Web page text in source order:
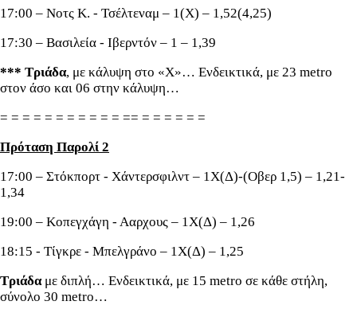
17:00 – Νοτς Κ. - Τσέλτεναμ – 1(Χ) – 1,52(4,25)
17:30 – Βασιλεία - Ιβερντόν – 1 – 1,39
*** Τριάδα, με κάλυψη στο «Χ»… Ενδεικτικά, με 23 metro
στον άσο και 06 στην κάλυψη…
= = = = = = = = = = = == = = = = = =
Πρόταση Παρολί 2
17:00 – Στόκπορτ - Χάντερσφιλντ – 1Χ(Δ)-(Οβερ 1,5) – 1,21-
1,34
19:00 – Κοπεγχάγη - Ααρχους – 1Χ(Δ) – 1,26
18:15 - Τίγκρε - Μπελγράνο – 1Χ(Δ) – 1,25
Τριάδαμε διπλή… Ενδεικτικά, με 15 metro σε κάθε στήλη,
σύνολο 30 metro…